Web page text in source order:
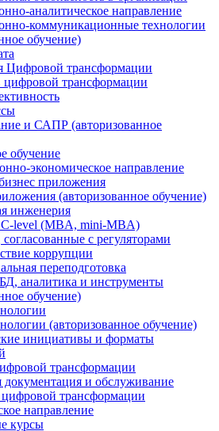
аналитическое направление
коммуникационные технологии
обучение)
Цифровой трансформации
цифровой трансформации
и САПР (авторизованное
обучение
экономическое направление
приложения
(авторизованное обучение)
инженерия
level (MBA, mini-MBA)
с регуляторами
коррупции
переподготовка
аналитика и инструменты
обучение)
(авторизованное обучение)
инициативы и форматы
трансформации
документация и обслуживание
трансформации
направление
курсы